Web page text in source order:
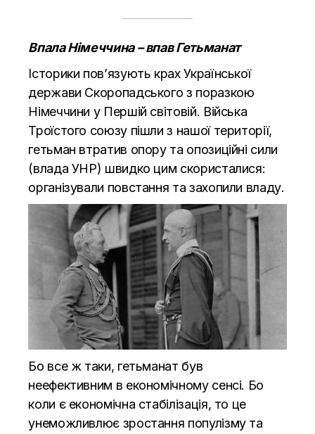
Впала Німеччина – впав Гетьманат
Історики пов’язують крах Української
держави Скоропадського з поразкою
Німеччини у Першій світовій. Війська
Троїстого союзу пішли з нашої території,
гетьман втратив опору та опозиційні сили
(влада УНР) швидко цим скористалися:
організували повстання та захопили владу.
Бо все ж таки, гетьманат був
неефективним в економічному сенсі. Бо
коли є економічна стабілізація, то це
унеможливлює зростання популізму та